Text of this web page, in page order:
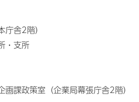
舎2階）
・支所
課政策室（企業局幕張庁舎2階）